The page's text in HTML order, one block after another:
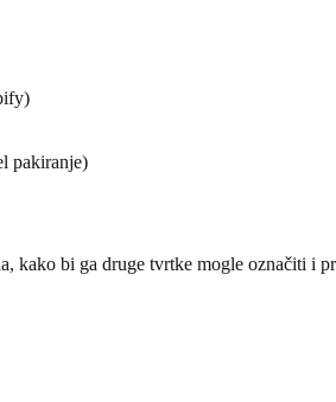
pakiranje)
kako bi ga druge tvrtke mogle označiti i